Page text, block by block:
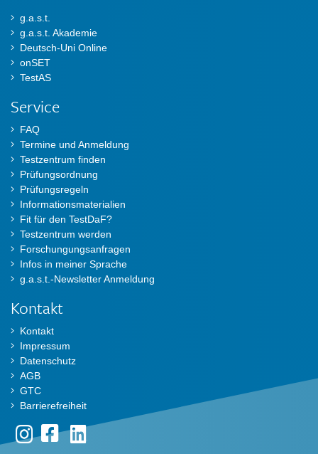
g.a.s.t.
g.a.s.t. Akademie
Deutsch-Uni Online
onSET
TestAS
Service
FAQ
Termine und Anmeldung
Testzentrum finden
Prüfungsordnung
Prüfungsregeln
Informationsmaterialien
Fit für den TestDaF?
Testzentrum werden
Forschungungsanfragen
Infos in meiner Sprache
g.a.s.t.-Newsletter Anmeldung
Kontakt
Kontakt
Impressum
Datenschutz
AGB
GTC
Barrierefreiheit